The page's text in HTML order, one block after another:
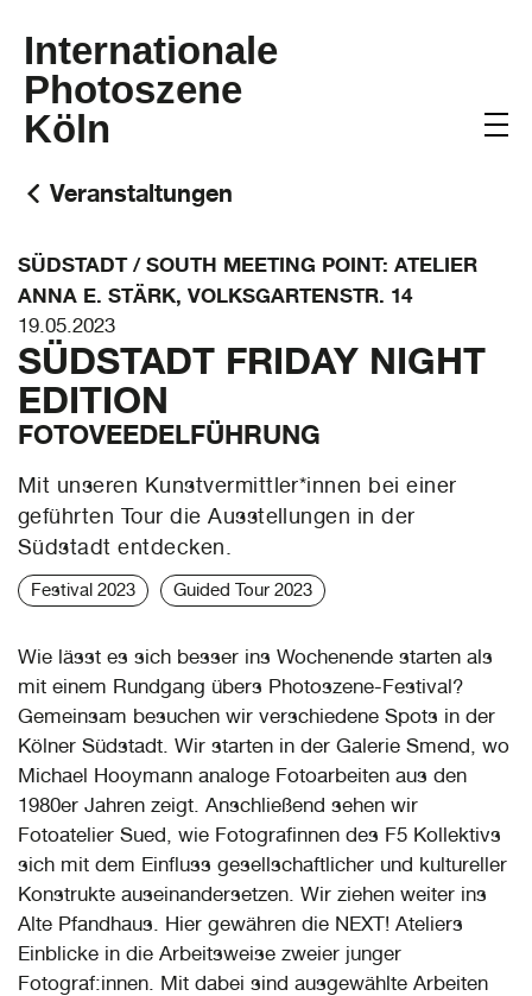
Internationale
Photoszene
Köln
Veranstaltungen
SÜDSTADT / SOUTH MEETING POINT: ATELIER
ANNA E. STÄRK, VOLKSGARTENSTR. 14
19.05.2023
SÜDSTADT FRIDAY NIGHT
EDITION
FOTOVEEDELFÜHRUNG
Mit unseren Kunstvermittler*innen bei einer
geführten Tour die Ausstellungen in der
Südstadt entdecken.
Festival 2023 Guided Tour 2023
Wie lässt es sich besser ins Wochenende starten als
mit einem Rundgang übers Photoszene-Festival?
Gemeinsam besuchen wir verschiedene Spots in der
Kölner Südstadt. Wir starten in der Galerie Smend, wo
Michael Hooymann analoge Fotoarbeiten aus den
1980er Jahren zeigt. Anschließend sehen wir
Fotoatelier Sued, wie Fotografinnen des F5 Kollektivs
sich mit dem Einfluss gesellschaftlicher und kultureller
Konstrukte auseinandersetzen. Wir ziehen weiter ins
Alte Pfandhaus. Hier gewähren die NEXT! Ateliers
Einblicke in die Arbeitsweise zweier junger
Fotograf:innen. Mit dabei sind ausgewählte Arbeiten